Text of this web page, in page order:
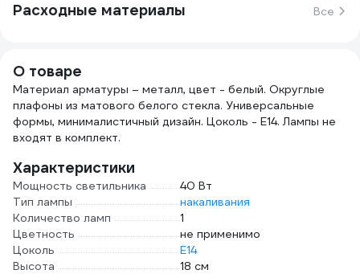
Расходные материалы Все
О товаре
Материал арматуры – металл, цвет - белый. Округлые
плафоны из матового белого стекла. Универсальные
формы, минималистичный дизайн. Цоколь - E14. Лампы не
входят в комплект.
Характеристики
Мощность светильника
40 Вт
Тип лампы
накаливания
Количество ламп
1
Цветность
не применимо
Цоколь
E14
Высота
18 см